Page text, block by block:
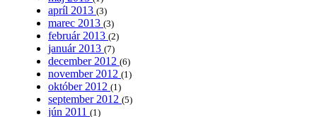
apríl 2013 (3)
marec 2013 (3)
február 2013 (2)
január 2013 (7)
december 2012 (6)
november 2012 (1)
október 2012 (1)
september 2012 (5)
jún 2011 (1)